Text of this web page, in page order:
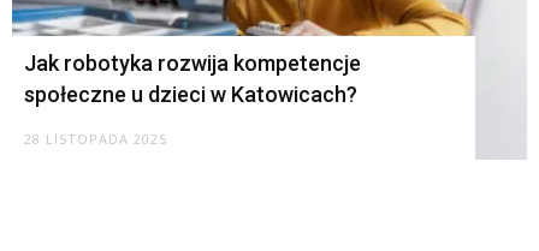
Jak robotyka rozwija kompetencje
społeczne u dzieci w Katowicach?
28 LISTOPADA 2025